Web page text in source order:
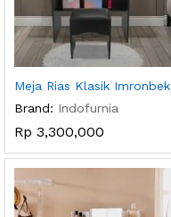
Meja Rias Klasik Imronbek
Brand: Indofurnia
Rp 3,300,000